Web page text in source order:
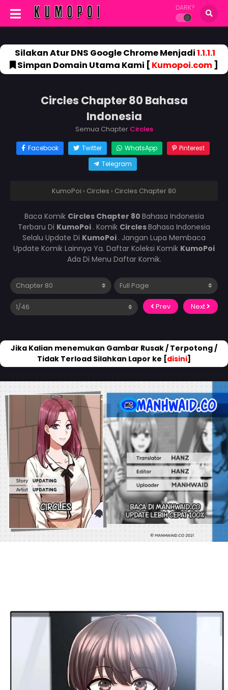
DARK?
Silakan Atur DNS Google Chrome Menjadi1.1.1.1
Simpan Domain Utama Kami [ Kumopoi.com]
Circles Chapter 80 Bahasa
Indonesia
Semua Chapter Circles
Facebook Twitter WhatsApp
Pinterest
Telegram
KumoPoi › Circles › Circles Chapter 80
Baca Komik Circles Chapter 80 Bahasa Indonesia
Terbaru Di KumoPoi . Komik CirclesBahasa Indonesia
Selalu Update Di KumoPoi . Jangan Lupa Membaca
Update Komik Lainnya Ya. Daftar Koleksi Komik KumoPoi
Ada Di Menu Daftar Komik.
Prev Next
Jika Kalian menemukan Gambar Rusak / Terpotong /
Tidak Terload Silahkan Lapor ke [disini]